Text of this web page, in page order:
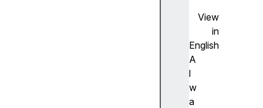
View
in
English
A
l
w
a